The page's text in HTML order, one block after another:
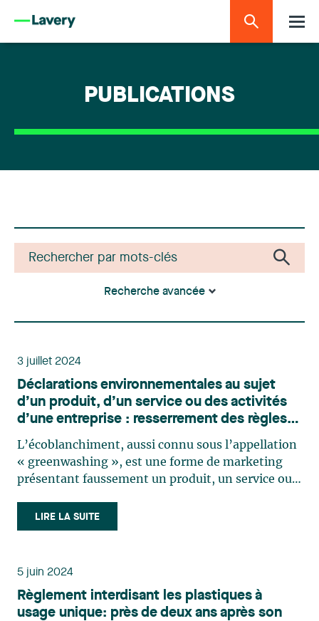
PUBLICATIONS
Recherche avancée
3 juillet 2024
Déclarations environnementales au sujet
d’un produit, d’un service ou des activités
d’une entreprise : resserrement des règles
pour lutter contre l’écoblanchiment
L’écoblanchiment, aussi connu sous l’appellation
« greenwashing », est une forme de marketing
présentant faussement un produit, un service ou
environnementaux positifs1, qui induit les
consommateurs en erreur et les empêche ainsi de
LIRE LA SUITE
5 juin 2024
Règlement interdisant les plastiques à
usage unique: près de deux ans après son